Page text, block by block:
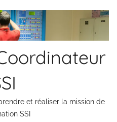
et réaliser la mission de
SSI